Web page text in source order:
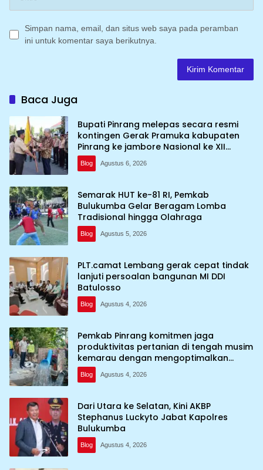
Simpan nama, email, dan situs web saya pada peramban
ini untuk komentar saya berikutnya.
Baca Juga
Bupati Pinrang melepas secara resmi
kontingen Gerak Pramuka kabupaten
Pinrang ke jambore Nasional ke XII
kebumi perkemahan Cibubur
Blog Agustus 6, 2026
Semarak HUT ke-81 RI, Pemkab
Bulukumba Gelar Beragam Lomba
Tradisional hingga Olahraga
Blog Agustus 5, 2026
PLT.camat Lembang gerak cepat tindak
lanjuti persoalan bangunan MI DDI
Batulosso
Blog Agustus 4, 2026
Pemkab Pinrang komitmen jaga
produktivitas pertanian di tengah musim
kemarau dengan mengoptimalkan
program Irigasi perpompaan (Irpom)
Blog Agustus 4, 2026
Dari Utara ke Selatan, Kini AKBP
Stephanus Luckyto Jabat Kapolres
Bulukumba
Blog Agustus 4, 2026